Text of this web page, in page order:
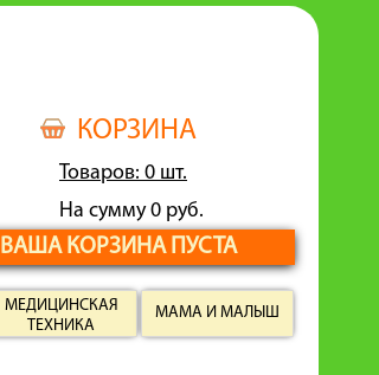
КОРЗИНА
Товаров: 0 шт.
На сумму 0 руб.
ВАША КОРЗИНА ПУСТА
МЕДИЦИНСКАЯ
ТЕХНИКА
МАМА И МАЛЫШ